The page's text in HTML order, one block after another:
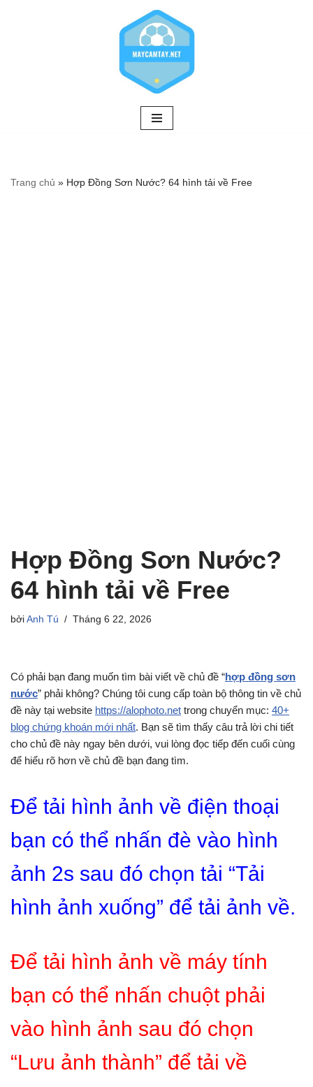
Trang chủ » Hợp Đồng Sơn Nước? 64 hình tải về Free
Hợp Đồng Sơn Nước?
64 hình tải về Free
bởi Anh Tú Tháng 6 22, 2026
Có phải bạn đang muốn tìm bài viết về chủ đề “hợp đồng sơn
nước” phải không? Chúng tôi cung cấp toàn bộ thông tin về chủ
đề này tại website https://alophoto.net trong chuyển mục: 40+
blog chứng khoán mới nhất. Bạn sẽ tìm thấy câu trả lời chi tiết
cho chủ đề này ngay bên dưới, vui lòng đọc tiếp đến cuối cùng
để hiểu rõ hơn về chủ đề bạn đang tìm.
Để tải hình ảnh về điện thoại
bạn có thể nhấn đè vào hình
ảnh 2s sau đó chọn tải “Tải
hình ảnh xuống” để tải ảnh về.
Để tải hình ảnh về máy tính
bạn có thể nhấn chuột phải
vào hình ảnh sau đó chọn
“Lưu ảnh thành” để tải về